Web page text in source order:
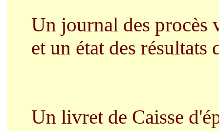
Un journal des procès
et un état des résultats
Un livret de Caisse